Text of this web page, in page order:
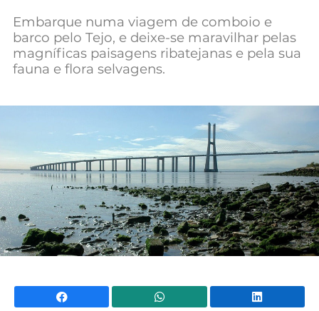
Mundial 2026
Embarque numa viagem de comboio e
barco pelo Tejo, e deixe-se maravilhar pelas
magníficas paisagens ribatejanas e pela sua
fauna e flora selvagens.
Facebook WhatsApp